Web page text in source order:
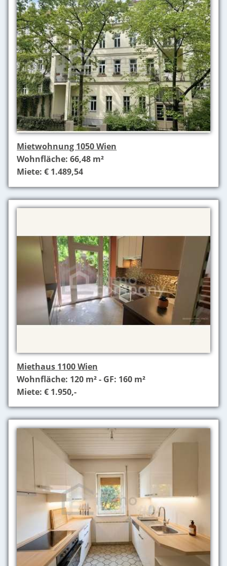
Mietwohnung 1050 Wien
Wohnfläche: 66,48 m²
Miete: € 1.489,54
Miethaus 1100 Wien
Wohnfläche: 120 m² - GF: 160 m²
Miete: € 1.950,-